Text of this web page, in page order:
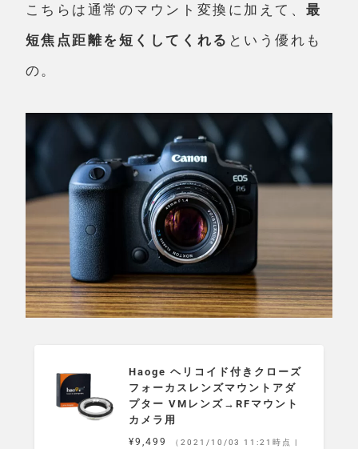
こちらは通常のマウント変換に加えて、最
短焦点距離を短くしてくれる という優れも
の。
Haoge ヘリコイド付きクローズ
フォーカスレンズマウントアダ
プター VMレンズ→RFマウント
カメラ用
¥9,499
（2021/10/03 11:21時点 |